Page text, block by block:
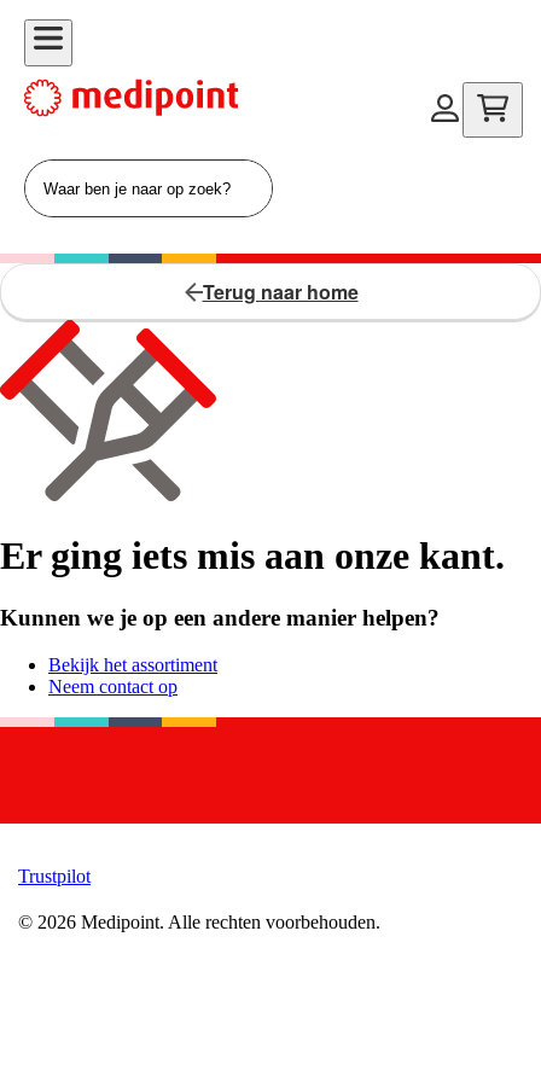
Terug naar home
Er ging iets mis aan onze kant.
Kunnen we je op een andere manier helpen?
Bekijk het assortiment
Neem contact op
Trustpilot
© 2026 Medipoint. Alle rechten voorbehouden.